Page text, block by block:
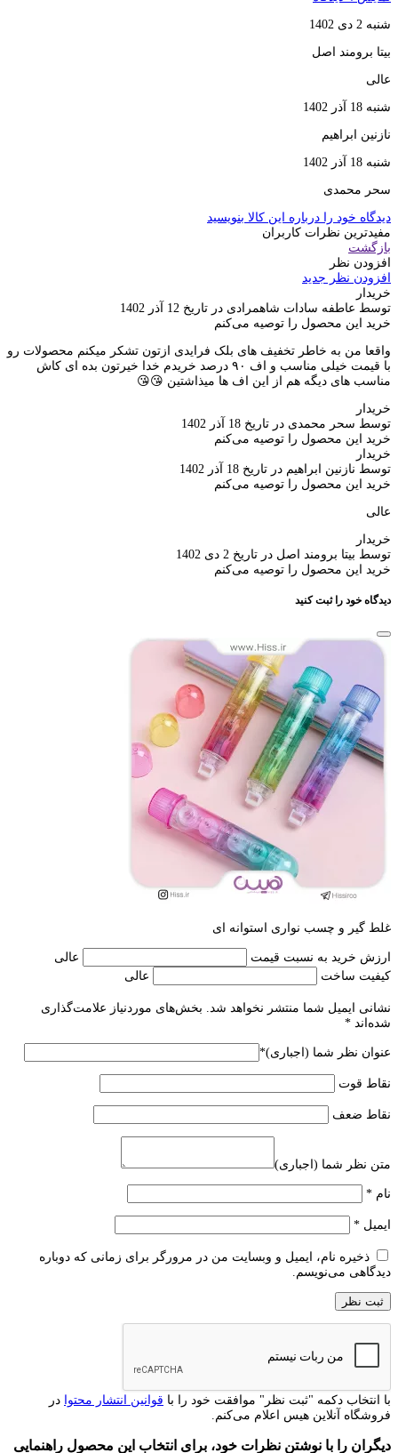
شنبه 2 دی 1402
بیتا برومند اصل
عالی
شنبه 18 آذر 1402
نازنین ابراهیم
شنبه 18 آذر 1402
سحر محمدی
دیدگاه خود را درباره این کالا بنویسید
مفیدترین نظرات کاربران
بازگشت
افزودن نظر
افزودن نظر جدید
خریدار
توسط عاطفه سادات شاهمرادی در تاریخ 12 آذر 1402
خرید این محصول را توصیه می‌کنم
واقعا من به خاطر تخفیف های بلک فرایدی ازتون تشکر میکنم محصولات رو
با قیمت خیلی مناسب و اف ۹۰ درصد خریدم خدا خیرتون بده ای کاش
مناسب های دیگه هم از این اف ها میذاشتین 😘😘
خریدار
توسط سحر محمدی در تاریخ 18 آذر 1402
خرید این محصول را توصیه می‌کنم
خریدار
توسط نازنین ابراهیم در تاریخ 18 آذر 1402
خرید این محصول را توصیه می‌کنم
عالی
خریدار
توسط بیتا برومند اصل در تاریخ 2 دی 1402
خرید این محصول را توصیه می‌کنم
دیدگاه خود را ثبت کنید
غلط گیر و چسب نواری استوانه ای
ارزش خرید به نسبت قیمت
عالی
کیفیت ساخت
عالی
نشانی ایمیل شما منتشر نخواهد شد.
بخش‌های موردنیاز علامت‌گذاری
شده‌اند *
عنوان نظر شما (اجباری)*
نقاط قوت
نقاط ضعف
متن نظر شما (اجباری)
نام *
ایمیل *
ذخیره نام، ایمیل و وبسایت من در مرورگر برای زمانی که دوباره
دیدگاهی می‌نویسم.
با انتخاب دکمه "ثبت نظر" موافقت خود را با قوانین انتشار محتوا در
فروشگاه آنلاین هیس اعلام می‌کنم.
دیگران را با نوشتن نظرات خود، برای انتخاب این محصول راهنمایی